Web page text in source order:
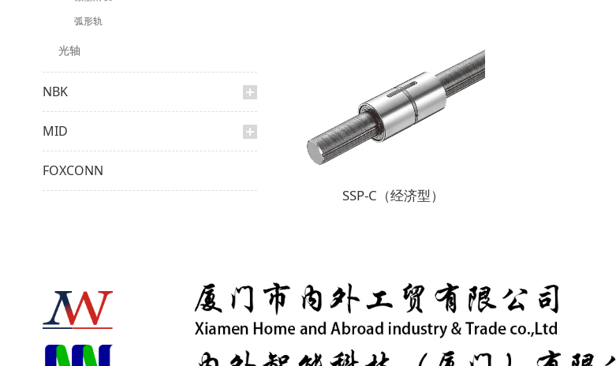
弧形轨
光轴
NBK
MID
FOXCONN
SSP-C（经济型）